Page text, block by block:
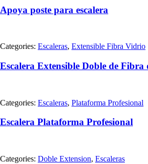
Apoya poste para escalera
Categories: Escaleras, Extensible Fibra Vidrio
Escalera Extensible Doble de Fibra
Categories: Escaleras, Plataforma Profesional
Escalera Plataforma Profesional
Categories: Doble Extension, Escaleras